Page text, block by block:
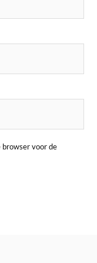
browser voor de